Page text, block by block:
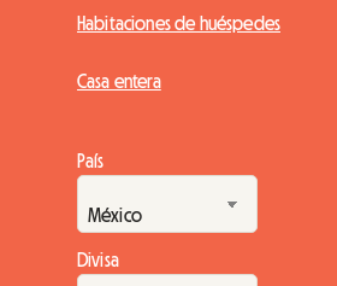
Habitaciones de huéspedes
Casa entera
País
Divisa